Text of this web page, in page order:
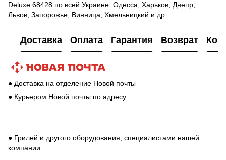
Deluxe 68428 по всей Украине: Одесса, Харьков, Днепр,
Львов, Запорожье, Винница, Хмельницкий и др.
Доставка Оплата Гарантия Возврат
● Доставка на отделение Новой почты
● Курьером Новой почты по адресу
● Грилей и другого оборудования, специалистами нашей
компании